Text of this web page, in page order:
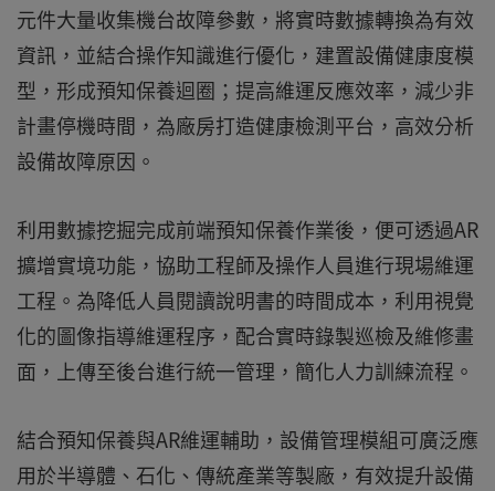
元件大量收集機台故障參數，將實時數據轉換為有效
資訊，並結合操作知識進行優化，建置設備健康度模
型，形成預知保養迴圈；提高維運反應效率，減少非
計畫停機時間，為廠房打造健康檢測平台，高效分析
設備故障原因。
利用數據挖掘完成前端預知保養作業後，便可透過AR
擴增實境功能，協助工程師及操作人員進行現場維運
工程。為降低人員閱讀說明書的時間成本，利用視覺
化的圖像指導維運程序，配合實時錄製巡檢及維修畫
面，上傳至後台進行統一管理，簡化人力訓練流程。
結合預知保養與AR維運輔助，設備管理模組可廣泛應
用於半導體、石化、傳統產業等製廠，有效提升設備